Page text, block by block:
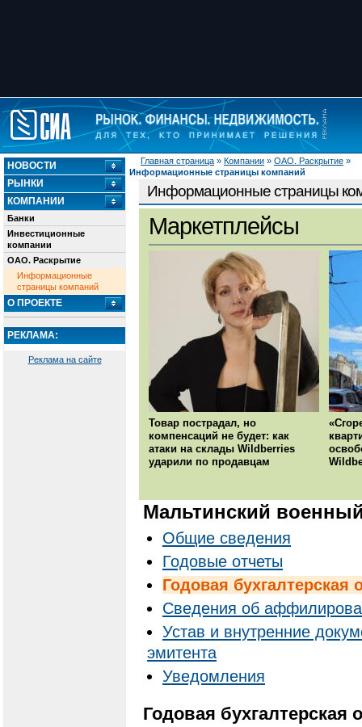
Главная страница » Компании » ОАО. Раскрытие »
Информационные страницы компаний
НОВОСТИ
РЫНКИ
КОМПАНИИ
Банки
Инвестиционные
компании
ОАО. Раскрытие
Информационные
страницы компаний
О ПРОЕКТЕ
РЕКЛАМА:
Реклама на сайте
Информационные страницы
Маркетплейсы
Товар пострадал, но
компенсаций не будет: как
атаки на склады Wildberries
ударили по продавцам
Мальтинский
Общие сведения
Годовые отчеты
Годовая бухгалтерская
Cведения об
Устав и внутренние
эмитента
Уведомления
Годовая бухгалтерская